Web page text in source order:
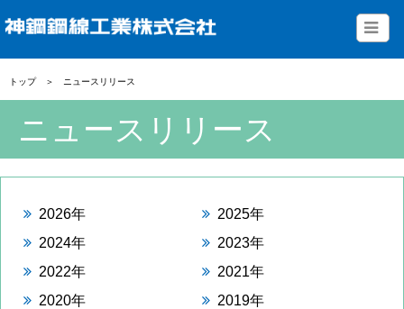
トップ ＞ ニュースリリース
ニュースリリース
2026年
2025年
2024年
2023年
2022年
2021年
2020年
2019年